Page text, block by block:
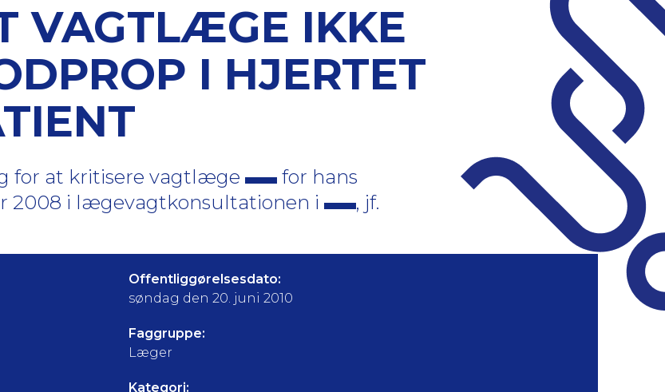
VAGTLÆGE IKKE
I HJERTET
for at kritisere vagtlæge
for hans
2008 i lægevagtkonsultationen i
, jf.
Offentliggørelsesdato:
søndag den 20. juni 2010
Faggruppe:
Læger
Kategori: